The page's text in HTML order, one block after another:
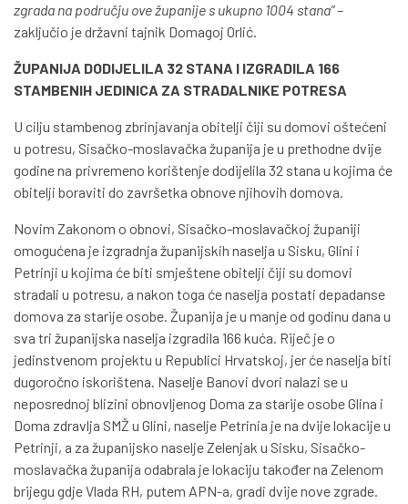
zgrada na području ove županije s ukupno 1004 stana” –
zaključio je državni tajnik Domagoj Orlić.
ŽUPANIJA DODIJELILA 32 STANA I IZGRADILA 166
STAMBENIH JEDINICA ZA STRADALNIKE POTRESA
U cilju stambenog zbrinjavanja obitelji čiji su domovi oštećeni
u potresu, Sisačko-moslavačka županija je u prethodne dvije
godine na privremeno korištenje dodijelila 32 stana u kojima će
obitelji boraviti do završetka obnove njihovih domova.
Novim Zakonom o obnovi, Sisačko-moslavačkoj županiji
omogućena je izgradnja županijskih naselja u Sisku, Glini i
Petrinji u kojima će biti smještene obitelji čiji su domovi
stradali u potresu, a nakon toga će naselja postati depadanse
domova za starije osobe. Županija je u manje od godinu dana u
sva tri županijska naselja izgradila 166 kuća. Riječ je o
jedinstvenom projektu u Republici Hrvatskoj, jer će naselja biti
dugoročno iskorištena. Naselje Banovi dvori nalazi se u
neposrednoj blizini obnovljenog Doma za starije osobe Glina i
Doma zdravlja SMŽ u Glini, naselje Petrinia je na dvije lokacije u
Petrinji, a za županijsko naselje Zelenjak u Sisku, Sisačko-
moslavačka županija odabrala je lokaciju također na Zelenom
brijegu gdje Vlada RH, putem APN-a, gradi dvije nove zgrade.